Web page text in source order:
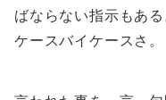
ばならない指示もある
ケースバイケースさ。